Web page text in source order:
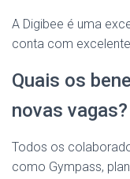
A Digibee é uma
conta com
Quais os
novas vagas?
Todos os
como Gympass,